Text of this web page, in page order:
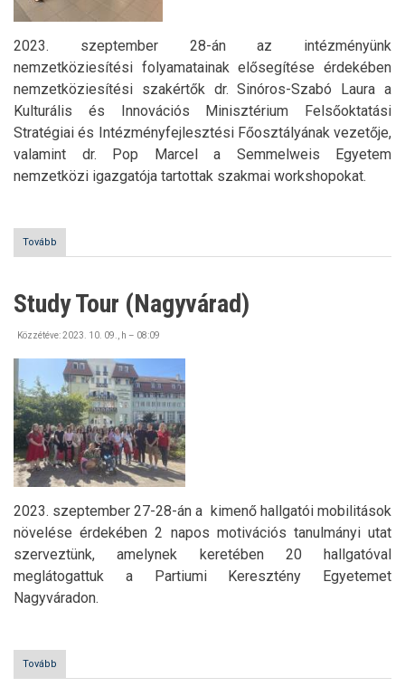
2023. szeptember 28-án az intézményünk
nemzetköziesítési folyamatainak elősegítése érdekében
nemzetköziesítési szakértők dr. Sinóros-Szabó Laura a
Kulturális és Innovációs Minisztérium Felsőoktatási
Stratégiai és Intézményfejlesztési Főosztályának vezetője,
valamint dr. Pop Marcel a Semmelweis Egyetem
nemzetközi igazgatója tartottak szakmai workshopokat.
Tovább
workshopok )
Study Tour (Nagyvárad)
Közzétéve:2023. 10. 09., h – 08:09
2023. szeptember 27-28-án a kimenő hallgatói mobilitások
növelése érdekében 2 napos motivációs tanulmányi utat
szerveztünk, amelynek keretében 20 hallgatóval
meglátogattuk a Partiumi Keresztény Egyetemet
Nagyváradon.
Tovább
Tour